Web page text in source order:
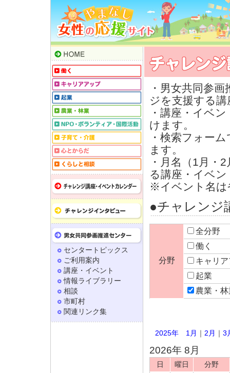
・男女共同参
ジを支援する
・講座・イベ
けます。
・検索フォー
ます。
・月名（1月・
る講座・イベ
※イベント名は
●チャレンジ
分野
全分野
働く
キャリ
起業
農業・林
2025年 1月 ｜ 2月 ｜ 3
2026年 8月
日 曜日
分野
センタートピックス
ご利用案内
講座・イベント
情報ライブラリー
相談
市町村
関連リンク集